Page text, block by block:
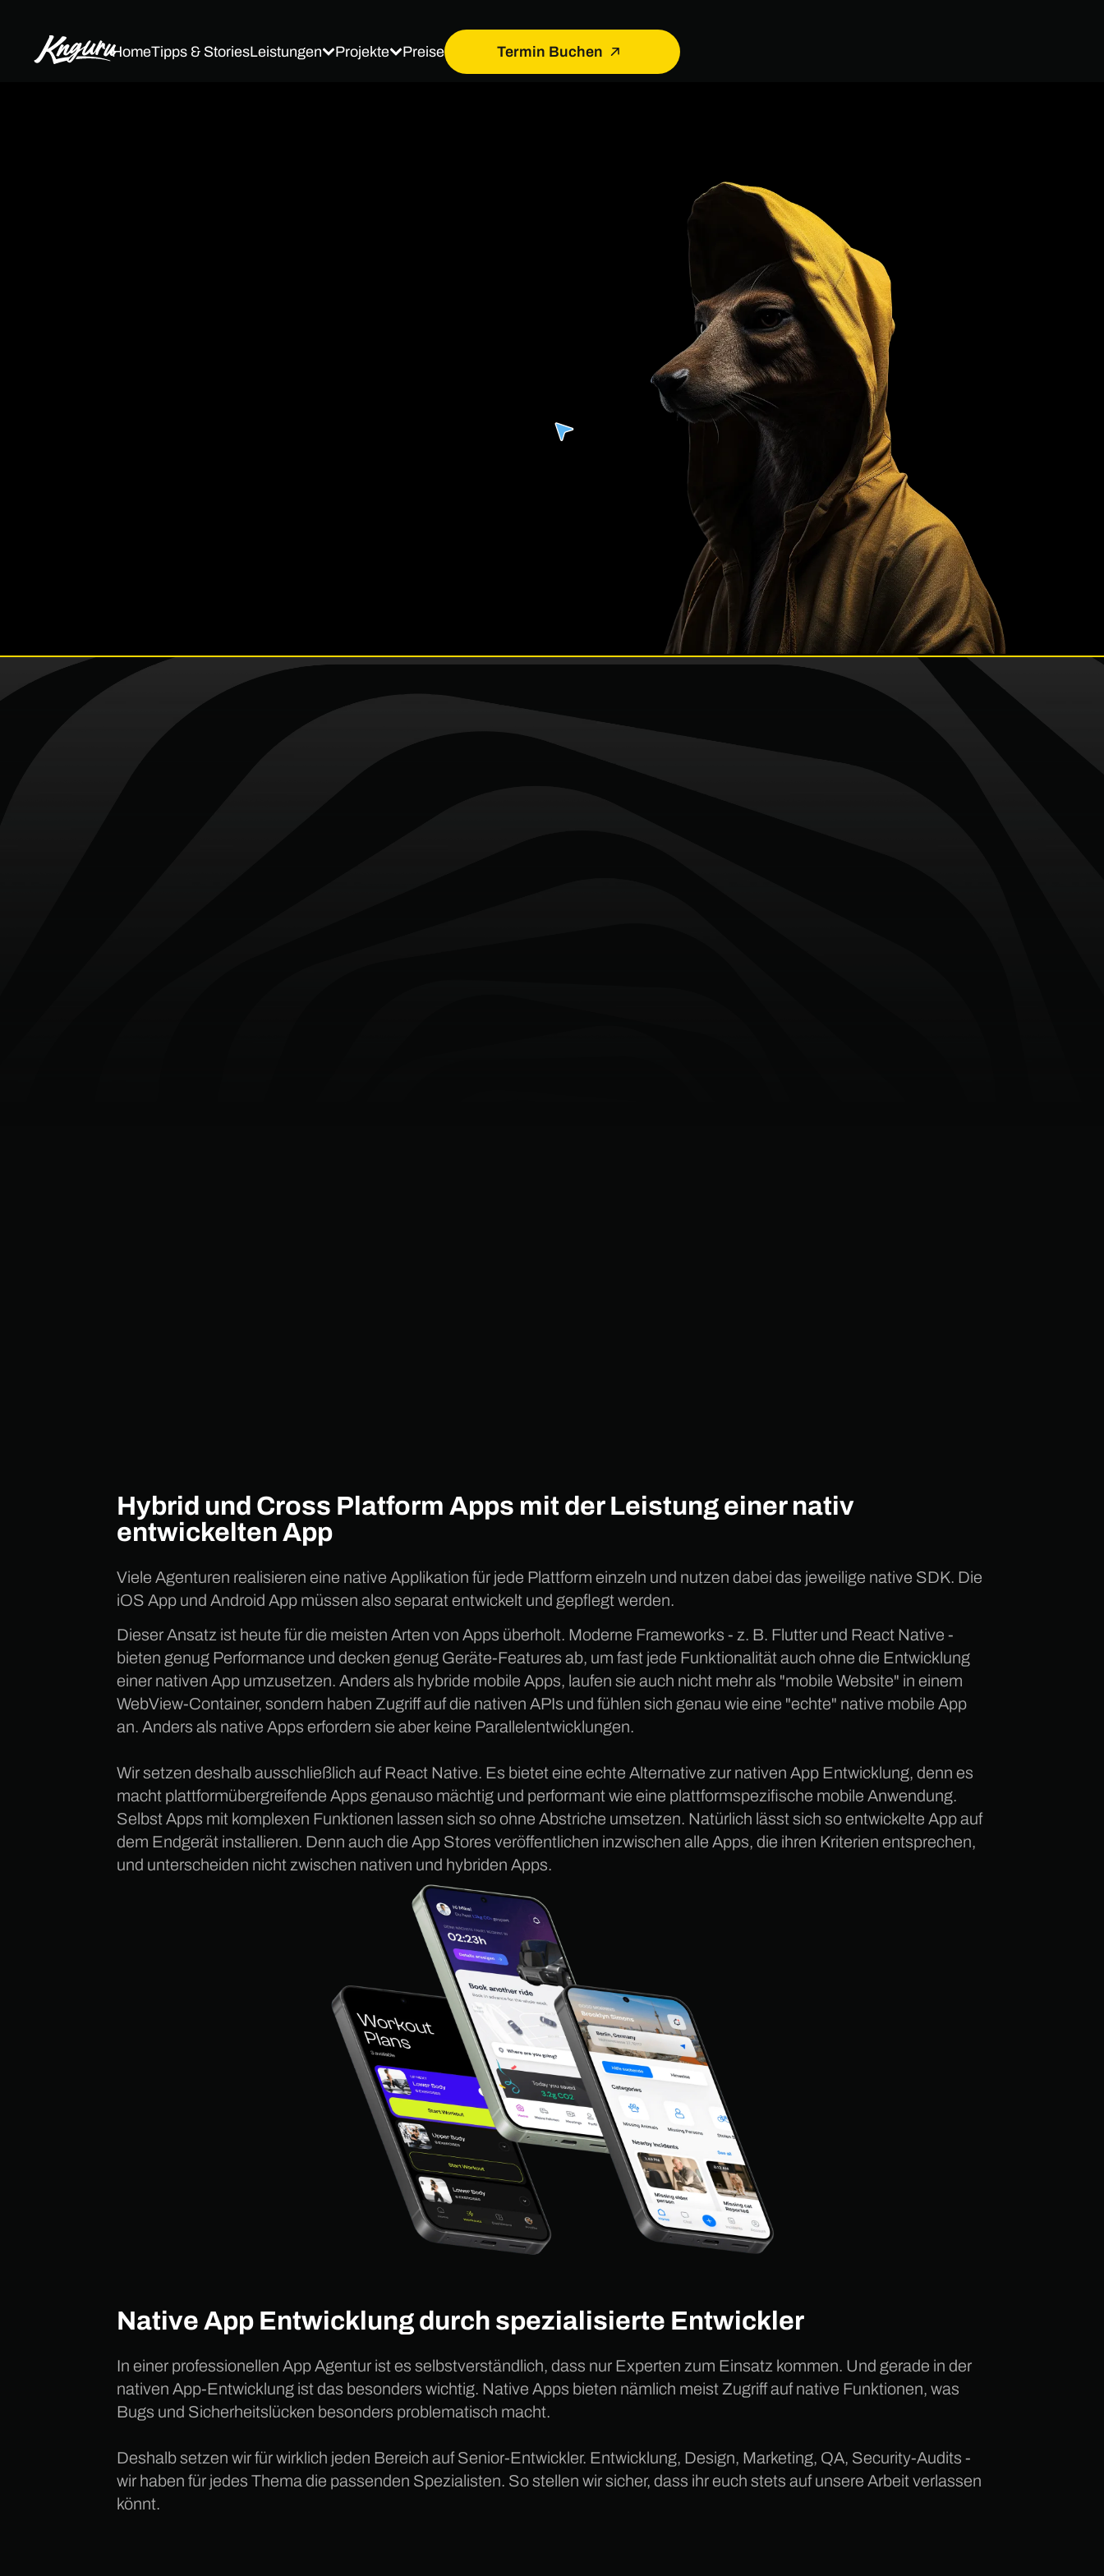
HomeTipps & StoriesLeistungen Projekte Preise Termin Buchen
Hybrid und Cross Platform Apps mit der Leistung einer nativ
entwickelten App
Viele Agenturen realisieren eine native Applikation für jede Plattform einzeln und nutzen dabei das jeweilige native SDK. Die
iOS App und Android App müssen also separat entwickelt und gepflegt werden.
Dieser Ansatz ist heute für die meisten Arten von Apps überholt. Moderne Frameworks - z. B. Flutter und React Native -
bieten genug Performance und decken genug Geräte-Features ab, um fast jede Funktionalität auch ohne die Entwicklung
einer nativen App umzusetzen. Anders als hybride mobile Apps, laufen sie auch nicht mehr als "mobile Website" in einem
WebView-Container, sondern haben Zugriff auf die nativen APIs und fühlen sich genau wie eine "echte" native mobile App
an. Anders als native Apps erfordern sie aber keine Parallelentwicklungen.
Wir setzen deshalb ausschließlich auf React Native. Es bietet eine echte Alternative zur nativen App Entwicklung, denn es
macht plattformübergreifende Apps genauso mächtig und performant wie eine plattformspezifische mobile Anwendung.
Selbst Apps mit komplexen Funktionen lassen sich so ohne Abstriche umsetzen. Natürlich lässt sich so entwickelte App auf
dem Endgerät installieren. Denn auch die App Stores veröffentlichen inzwischen alle Apps, die ihren Kriterien entsprechen,
und unterscheiden nicht zwischen nativen und hybriden Apps.
Native App Entwicklung durch spezialisierte Entwickler
In einer professionellen App Agentur ist es selbstverständlich, dass nur Experten zum Einsatz kommen. Und gerade in der
nativen App-Entwicklung ist das besonders wichtig. Native Apps bieten nämlich meist Zugriff auf native Funktionen, was
Bugs und Sicherheitslücken besonders problematisch macht.
Deshalb setzen wir für wirklich jeden Bereich auf Senior-Entwickler. Entwicklung, Design, Marketing, QA, Security-Audits -
wir haben für jedes Thema die passenden Spezialisten. So stellen wir sicher, dass ihr euch stets auf unsere Arbeit verlassen
könnt.